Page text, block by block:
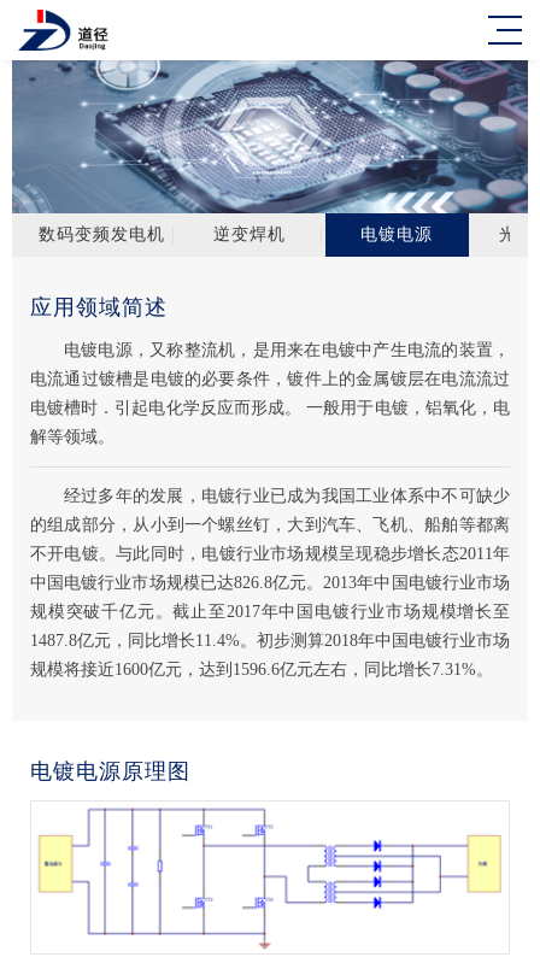
数码变频发电机 逆变焊机 电镀电源 光伏
应用领域简述
电镀电源，又称整流机，是用来在电镀中产生电流的装置，
电流通过镀槽是电镀的必要条件，镀件上的金属镀层在电流流过
电镀槽时．引起电化学反应而形成。 一般用于电镀，铝氧化，电
解等领域。
经过多年的发展，电镀行业已成为我国工业体系中不可缺少
的组成部分，从小到一个螺丝钉，大到汽车、飞机、船舶等都离
不开电镀。与此同时，电镀行业市场规模呈现稳步增长态2011年
中国电镀行业市场规模已达826.8亿元。2013年中国电镀行业市场
规模突破千亿元。截止至2017年中国电镀行业市场规模增长至
1487.8亿元，同比增长11.4%。初步测算2018年中国电镀行业市场
规模将接近1600亿元，达到1596.6亿元左右，同比增长7.31%。
电镀电源原理图